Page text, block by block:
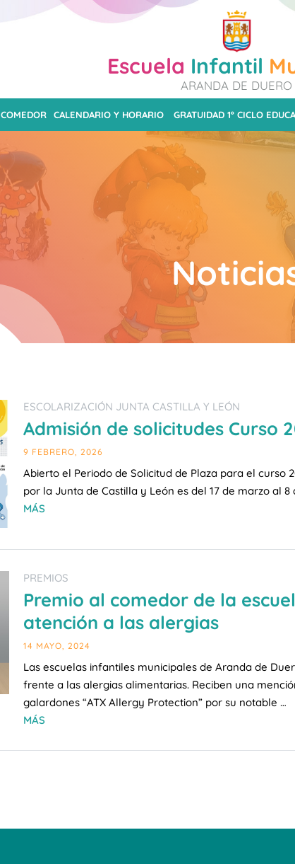
Escuela Infantil
ARANDA DE DUERO
COMEDOR CALENDARIO Y HORARIO GRATUIDAD 1º CICLO
ESCOLARIZACIÓN JUNTA CASTILLA Y LEÓN
Admisión de solicitudes Curso
9 FEBRERO, 2026
Abierto el Periodo de Solicitud de Plaza para el curso
por la Junta de Castilla y León es del 17 de marzo al 8
MÁS
PREMIOS
Premio al comedor de la
atención a las alergias
14 MAYO, 2024
Las escuelas infantiles municipales de Aranda de
frente a las alergias alimentarias. Reciben una
galardones “ATX Allergy Protection” por su notable …
MÁS